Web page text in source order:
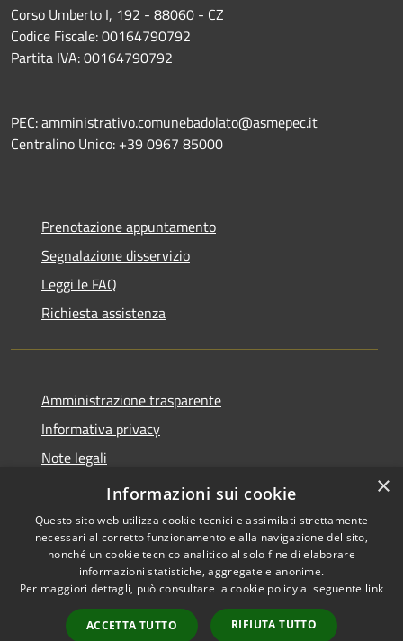
Corso Umberto I, 192 - 88060 - CZ
Codice Fiscale: 00164790792
Partita IVA: 00164790792
PEC: amministrativo.comunebadolato@asmepec.it
Centralino Unico: +39 0967 85000
Prenotazione appuntamento
Segnalazione disservizio
Leggi le FAQ
Richiesta assistenza
Amministrazione trasparente
Informativa privacy
Note legali
Dichiarazione di accessibilità
Accessibilità
Copyright © 2026 • Comune di
Badolato • Powered by
Municipium•
Accesso
×
Informazioni sui cookie
Questo sito web utilizza cookie tecnici e assimilati strettamente
necessari al corretto funzionamento e alla navigazione del sito,
nonché un cookie tecnico analitico al solo fine di elaborare
informazioni statistiche, aggregate e anonime.
Per maggiori dettagli, può consultare la cookie policy al seguente link
ACCETTA TUTTO RIFIUTA TUTTO